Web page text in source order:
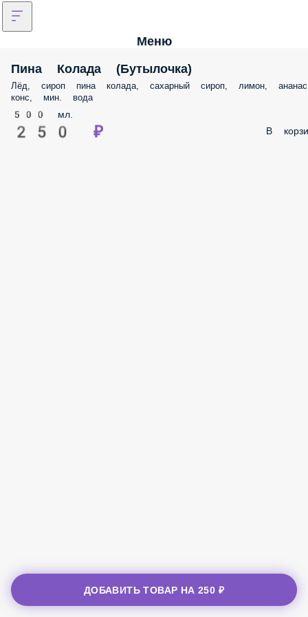
Меню
Пина Колада (Бутылочка)
Лёд, сироп пина колада, сахарный сироп, лимон, ананас
конс, мин. вода
500 мл.
250 ₽ В
ДОБАВИТЬ ТОВАР НА250 ₽